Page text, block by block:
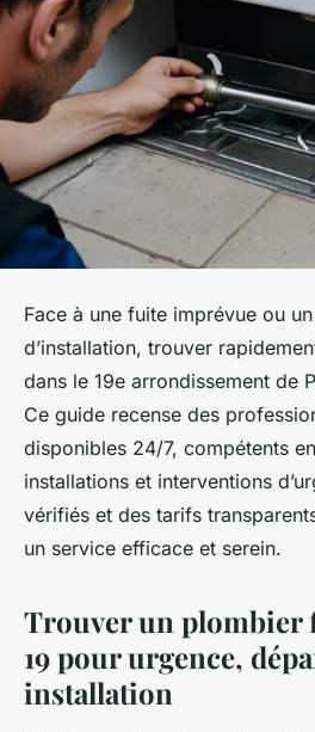
Face à une fuite imprévue ou
d’installation, trouver
dans le 19e arrondissement de
Ce guide recense des
disponibles 24/7, compétents
installations et interventions
vérifiés et des tarifs
un service efficace et serein.
Trouver un plombier
19 pour urgence,
installation